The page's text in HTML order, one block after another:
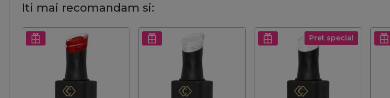
Iti mai recomandam si:
Pret special